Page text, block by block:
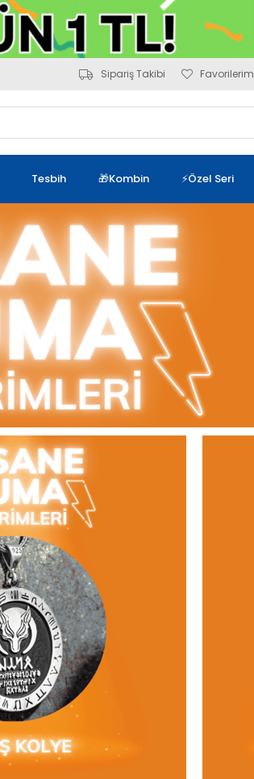
Sipariş Takibi Favorilerim
Tesbih 🎁Kombin ⚡Özel Seri